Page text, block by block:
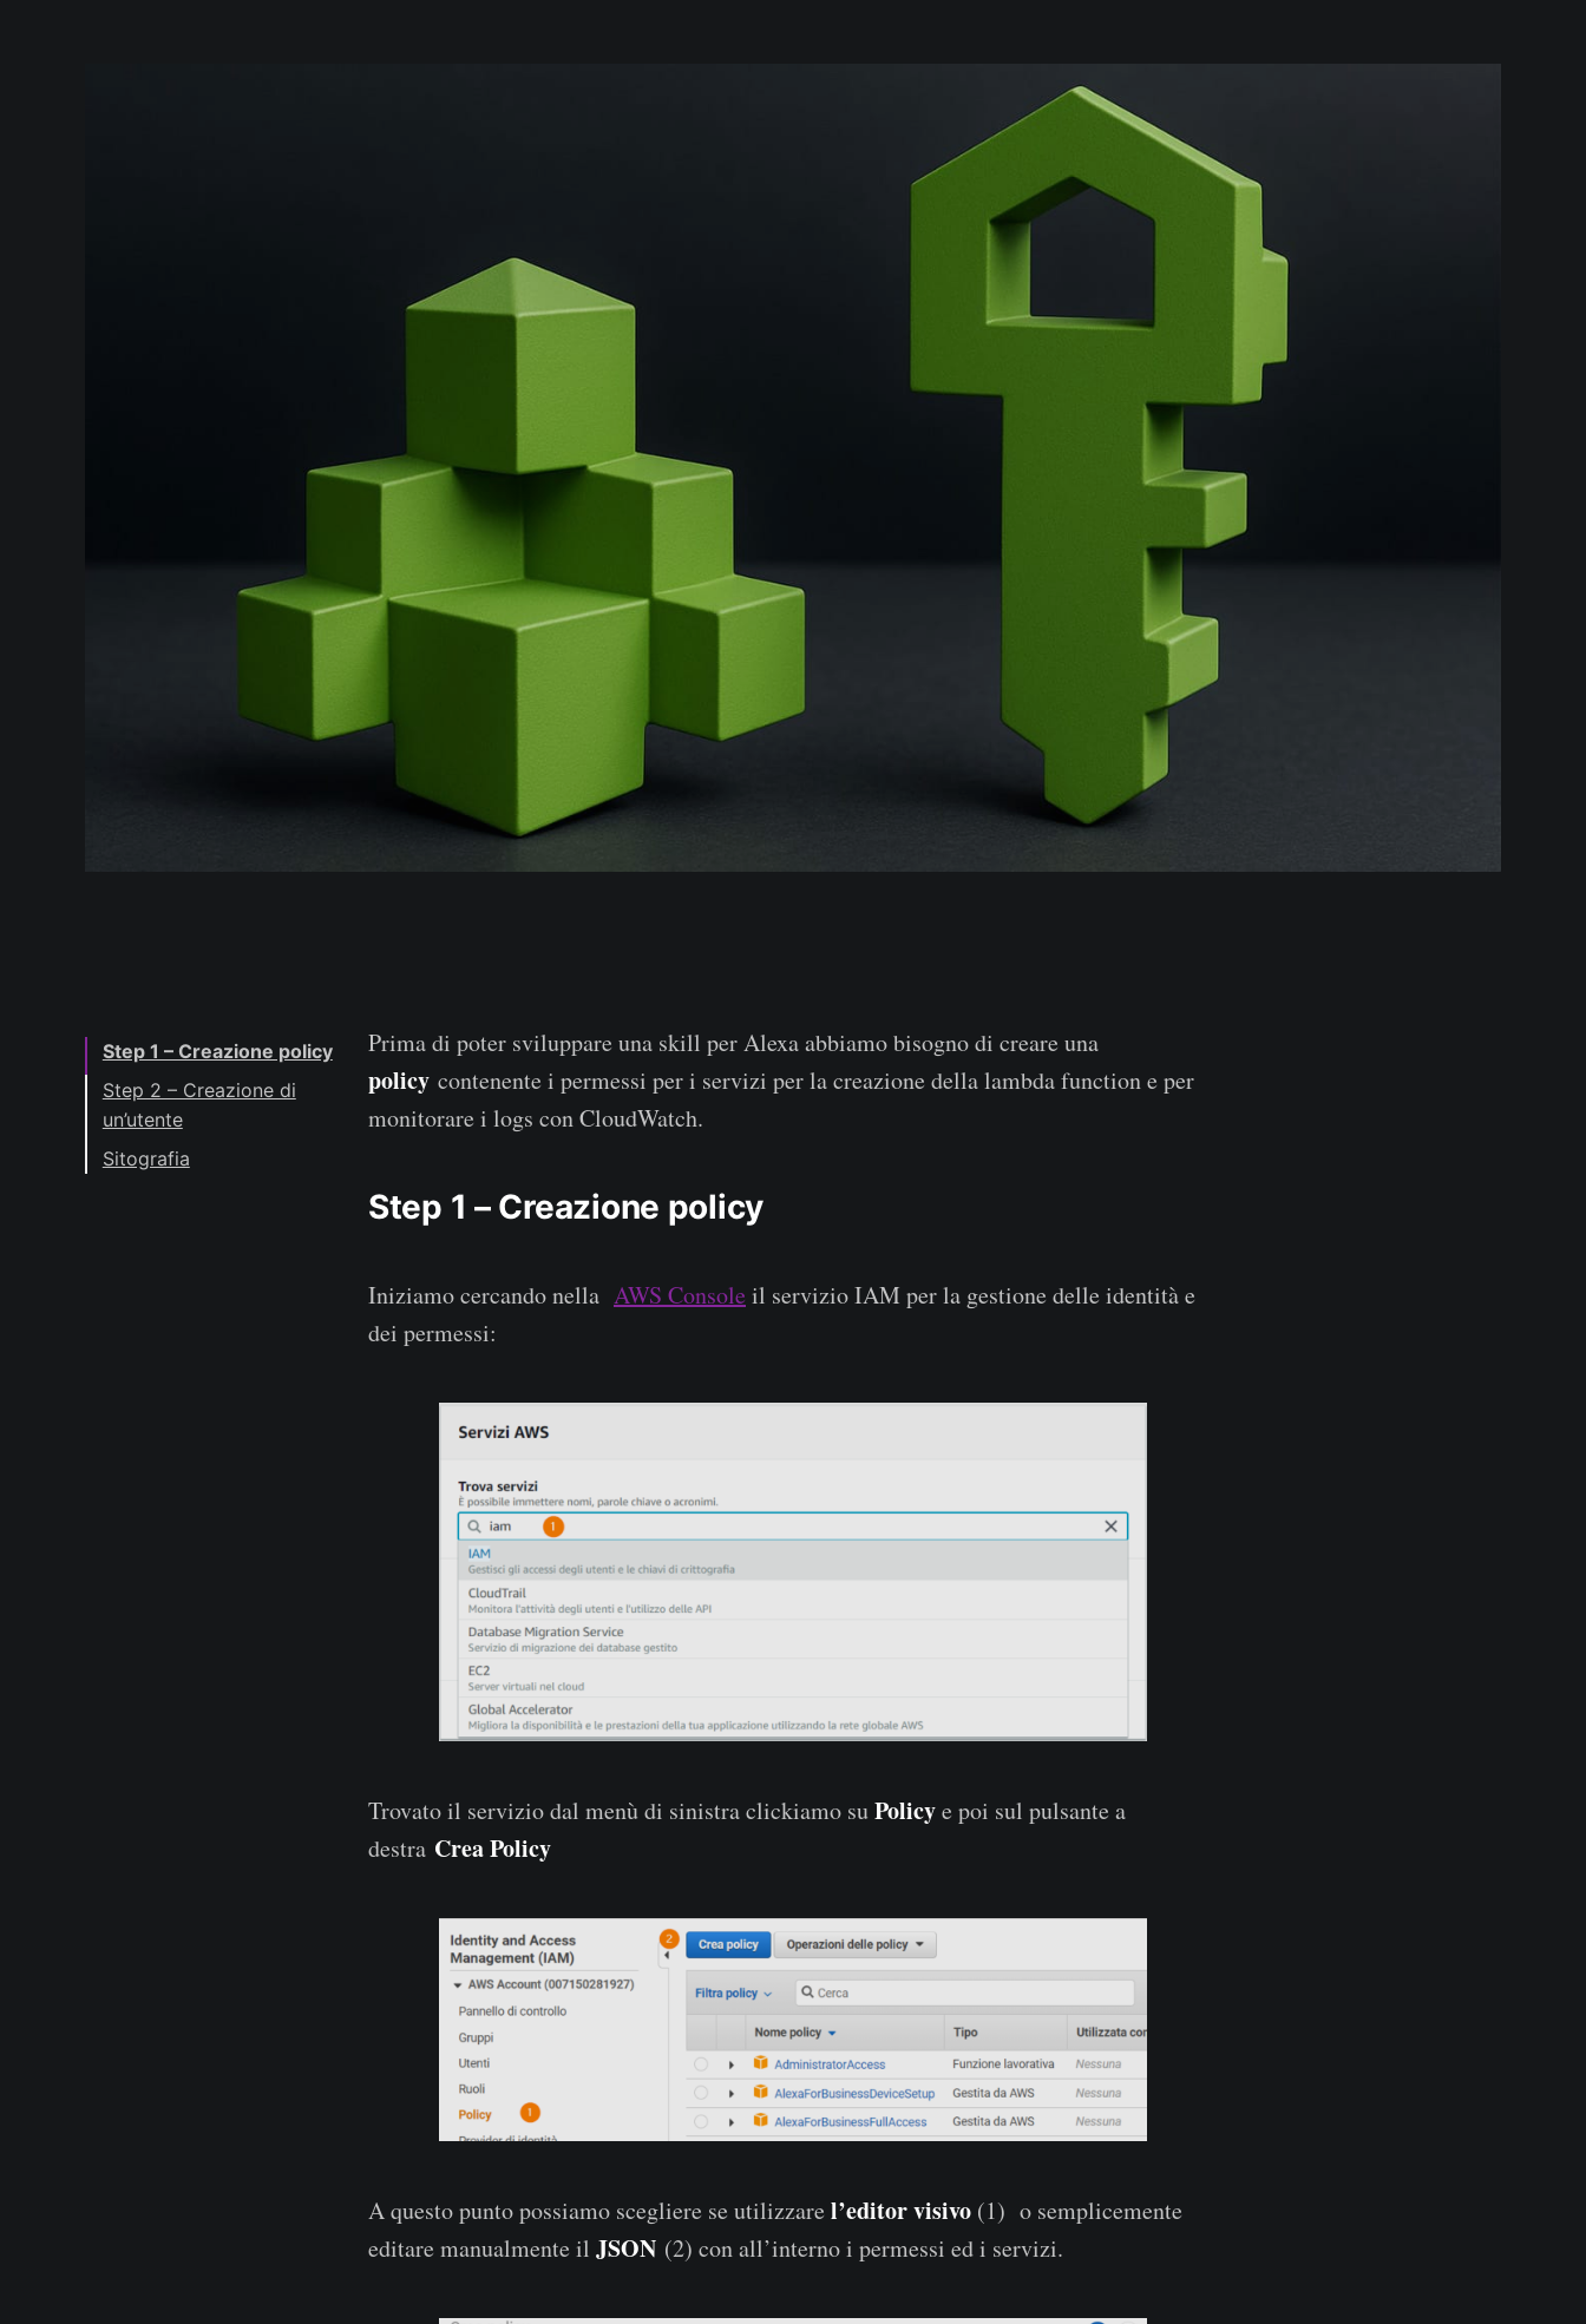
Step 1 – Creazione policy
Step 2 – Creazione di
un’utente
Sitografia
Prima di poter sviluppare una skill per Alexa abbiamo bisogno di creare una
policy contenente i permessi per i servizi per la creazione della lambda function e per
monitorare i logs con CloudWatch.
Step 1 – Creazione policy
Iniziamo cercando nella AWS Console il servizio IAM per la gestione delle identità e
dei permessi:
Trovato il servizio dal menù di sinistra clickiamo suPolicye poi sul pulsante a
destra Crea Policy
A questo punto possiamo scegliere se utilizzare l’editor visivo (1) o semplicemente
editare manualmente il JSON (2) con all’interno i permessi ed i servizi.